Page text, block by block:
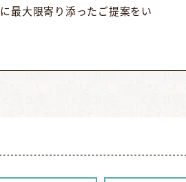
最大限寄り添ったご提案をい